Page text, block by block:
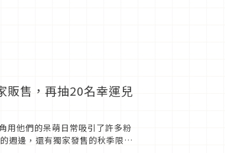
售，再抽20名幸運兒
用他們的呆萌日常吸引了許多粉
週邊，還有獨家發售的秋季限定